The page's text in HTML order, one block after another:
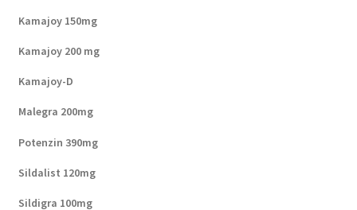
Kamajoy 150mg
Kamajoy 200 mg
Kamajoy-D
Malegra 200mg
Potenzin 390mg
Sildalist 120mg
Sildigra 100mg